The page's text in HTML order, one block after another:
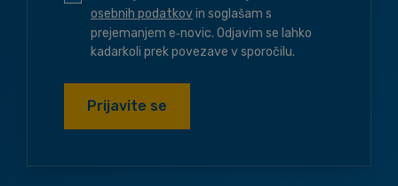
osebnih podatkovin soglašam s
prejemanjem e‑novic. Odjavim se lahko
kadarkoli prek povezave v sporočilu.
Prijavite se